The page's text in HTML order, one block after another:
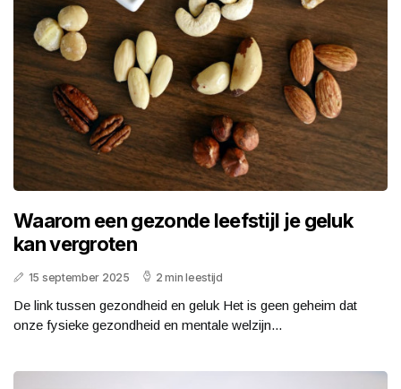
Waarom een gezonde leefstijl je geluk
kan vergroten
15 september 2025 2 min leestijd
De link tussen gezondheid en geluk Het is geen geheim dat
onze fysieke gezondheid en mentale welzijn...